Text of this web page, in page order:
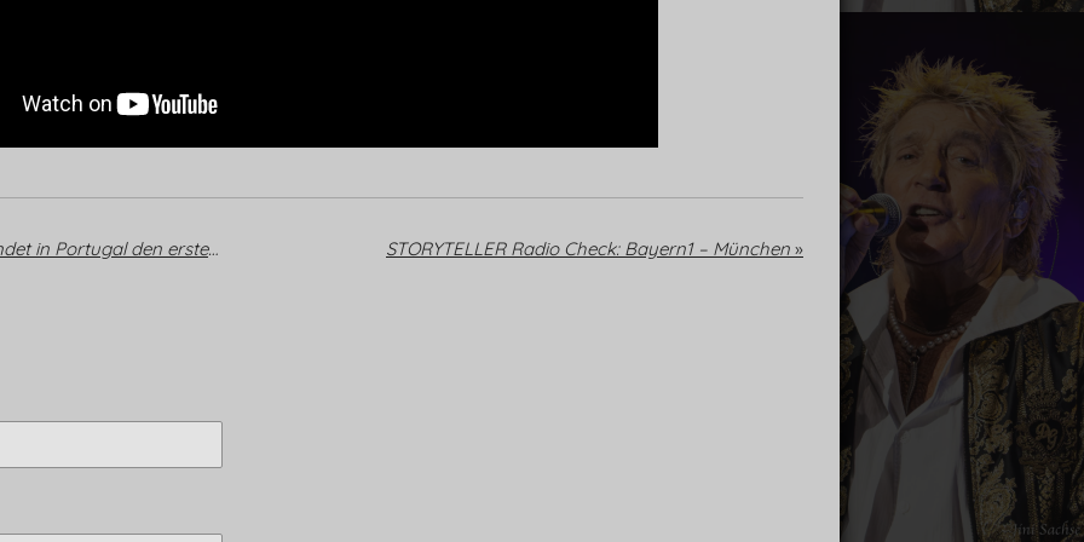
Obrigado Lisboa! Sir Rod beendet in Portugal den ersten Part der Europa-Tournee STORYTELLER Radio Check: Bayern1 – München »